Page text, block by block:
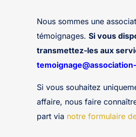
Nous sommes une
témoignages. Si vous
transmettez-les aux
Si vous souhaitez
affaire, nous faire
part via notre formulaire